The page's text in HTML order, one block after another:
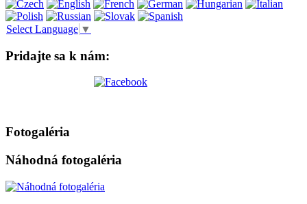
Select Language ▼
Pridajte sa k nám:
Fotogaléria
Náhodná fotogaléria